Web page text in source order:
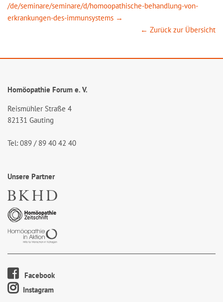
/de/seminare/seminare/d/homoopathische-behandlung-von-
erkrankungen-des-immunsystems →
← Zurück zur Übersicht
Homöopathie Forum e. V.
Reismühler Straße 4
82131 Gauting
Tel: 089 / 89 40 42 40
Unsere Partner
Facebook
Instagram